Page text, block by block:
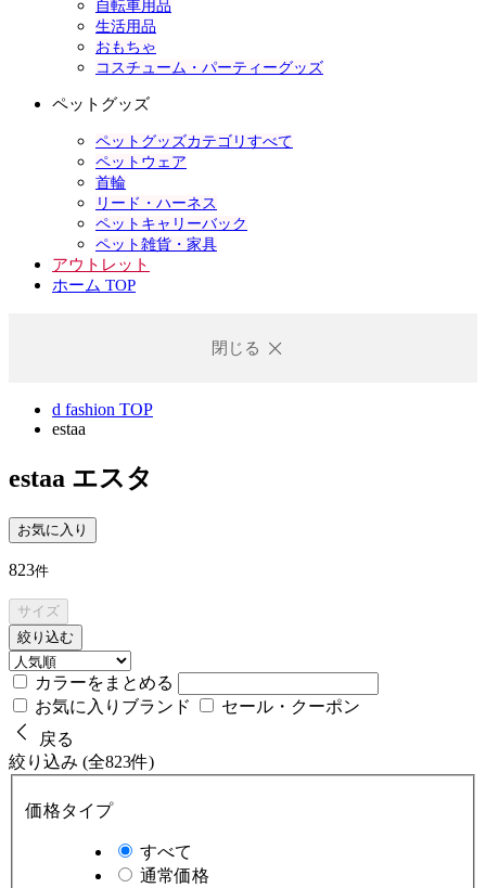
自転車用品
生活用品
おもちゃ
コスチューム・パーティーグッズ
ペットグッズ
ペットグッズカテゴリすべて
ペットウェア
首輪
リード・ハーネス
ペットキャリーバック
ペット雑貨・家具
アウトレット
ホーム TOP
閉じる
d fashion TOP
estaa
estaa エスタ
お気に入り
823件
サイズ
絞り込む
カラーをまとめる
お気に入りブランド
セール・クーポン
戻る
絞り込み (全823件)
価格タイプ
すべて
通常価格